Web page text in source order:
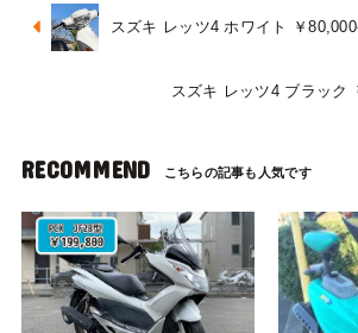
スズキ レッツ4 ホワイト ￥
スズキ レッツ4 ブラック
RECOMMEND